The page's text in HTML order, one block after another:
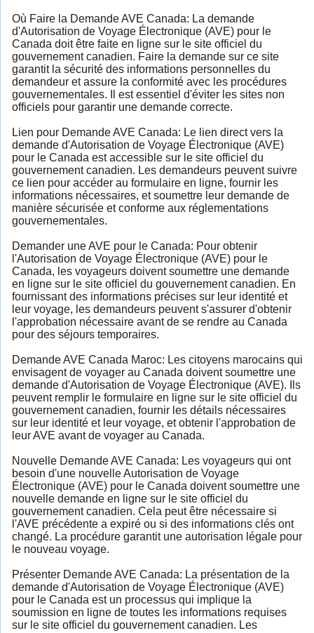
Où Faire la Demande AVE Canada: La demande
d'Autorisation de Voyage Électronique (AVE) pour le
Canada doit être faite en ligne sur le site officiel du
gouvernement canadien. Faire la demande sur ce site
garantit la sécurité des informations personnelles du
demandeur et assure la conformité avec les procédures
gouvernementales. Il est essentiel d'éviter les sites non
officiels pour garantir une demande correcte.
Lien pour Demande AVE Canada: Le lien direct vers la
demande d'Autorisation de Voyage Électronique (AVE)
pour le Canada est accessible sur le site officiel du
gouvernement canadien. Les demandeurs peuvent suivre
ce lien pour accéder au formulaire en ligne, fournir les
informations nécessaires, et soumettre leur demande de
manière sécurisée et conforme aux réglementations
gouvernementales.
Demander une AVE pour le Canada: Pour obtenir
l'Autorisation de Voyage Électronique (AVE) pour le
Canada, les voyageurs doivent soumettre une demande
en ligne sur le site officiel du gouvernement canadien. En
fournissant des informations précises sur leur identité et
leur voyage, les demandeurs peuvent s'assurer d'obtenir
l'approbation nécessaire avant de se rendre au Canada
pour des séjours temporaires.
Demande AVE Canada Maroc: Les citoyens marocains qui
envisagent de voyager au Canada doivent soumettre une
demande d'Autorisation de Voyage Électronique (AVE). Ils
peuvent remplir le formulaire en ligne sur le site officiel du
gouvernement canadien, fournir les détails nécessaires
sur leur identité et leur voyage, et obtenir l'approbation de
leur AVE avant de voyager au Canada.
Nouvelle Demande AVE Canada: Les voyageurs qui ont
besoin d'une nouvelle Autorisation de Voyage
Électronique (AVE) pour le Canada doivent soumettre une
nouvelle demande en ligne sur le site officiel du
gouvernement canadien. Cela peut être nécessaire si
l'AVE précédente a expiré ou si des informations clés ont
changé. La procédure garantit une autorisation légale pour
le nouveau voyage.
Présenter Demande AVE Canada: La présentation de la
demande d'Autorisation de Voyage Électronique (AVE)
pour le Canada est un processus qui implique la
soumission en ligne de toutes les informations requises
sur le site officiel du gouvernement canadien. Les